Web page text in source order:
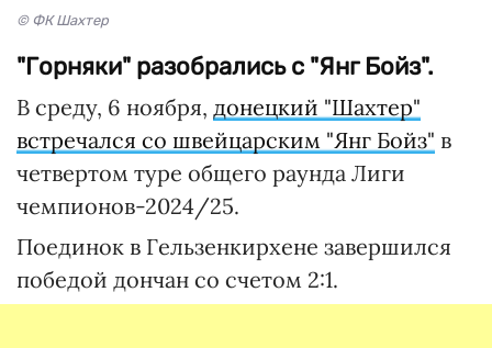
© ФК Шахтер
"Горняки" разобрались с "Янг Бойз".
В среду, 6 ноября, донецкий "Шахтер"
встречался со швейцарским "Янг Бойз" в
четвертом туре общего раунда Лиги
чемпионов-2024/25.
Поединок в Гельзенкирхене завершился
победой дончан со счетом 2:1.